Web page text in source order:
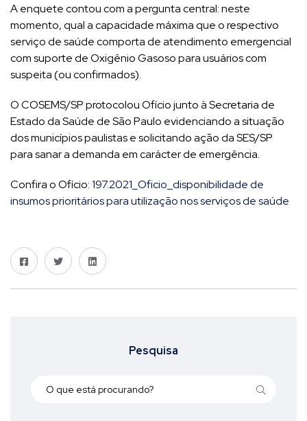
A enquete contou com a pergunta central: neste
momento, qual a capacidade máxima que o respectivo
serviço de saúde comporta de atendimento emergencial
com suporte de Oxigênio Gasoso para usuários com
suspeita (ou confirmados).
O COSEMS/SP protocolou Ofício junto à Secretaria de
Estado da Saúde de São Paulo evidenciando a situação
dos municípios paulistas e solicitando ação da SES/SP
para sanar a demanda em carácter de emergência.
Confira o Ofício:197.2021_Oficio_disponibilidade de
insumos prioritários para utilização nos serviços de saúde
Pesquisa